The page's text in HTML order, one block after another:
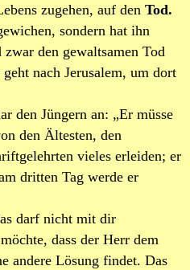
zugehen, auf den Tod.
sondern hat ihn
den gewaltsamen Tod
nach Jerusalem, um dort
den Jüngern an: „Er müsse
den Ältesten, den
vieles erleiden; er
dritten Tag werde er
darf nicht mit dir
dass der Herr dem
andere Lösung findet. Das